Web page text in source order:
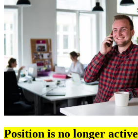
Position is no longer active